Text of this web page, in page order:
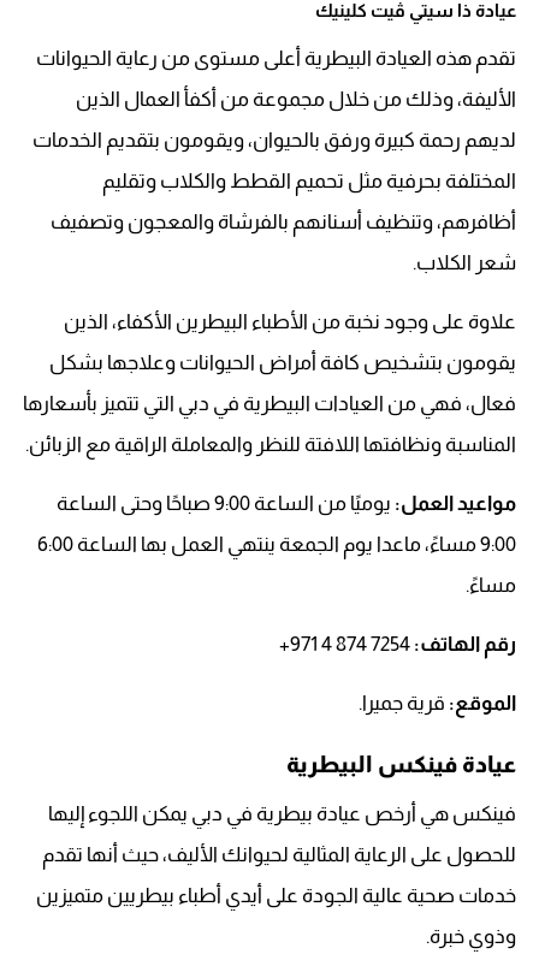
عيادة ذا سيتي ڤيت كلينيك
تقدم هذه العيادة البيطرية أعلى مستوى من رعاية الحيوانات
الأليفة، وذلك من خلال مجموعة من أكفأ العمال الذين
لديهم رحمة كبيرة ورفق بالحيوان، ويقومون بتقديم الخدمات
المختلفة بحرفية مثل تحميم القطط والكلاب وتقليم
أظافرهم، وتنظيف أسنانهم بالفرشاة والمعجون وتصفيف
شعر الكلاب.
علاوة على وجود نخبة من الأطباء البيطرين الأكفاء، الذين
يقومون بتشخيص كافة أمراض الحيوانات وعلاجها بشكل
فعال، فهي من العيادات البيطرية في دبي التي تتميز بأسعارها
المناسبة ونظافتها اللافتة للنظر والمعاملة الراقية مع الزبائن.
مواعيد العمل:
يوميًا من الساعة 9:00 صباحًا وحتى الساعة
9:00 مساءً، ماعدا يوم الجمعة ينتهي العمل بها الساعة 6:00
مساءً.
رقم الهاتف:
الموقع: قرية جميرا.
عيادة فينكس البيطرية
فينكس هي أرخص عيادة بيطرية في دبي يمكن اللجوء إليها
للحصول على الرعاية المثالية لحيوانك الأليف، حيث أنها تقدم
خدمات صحية عالية الجودة على أيدي أطباء بيطريين متميزين
وذوي خبرة.